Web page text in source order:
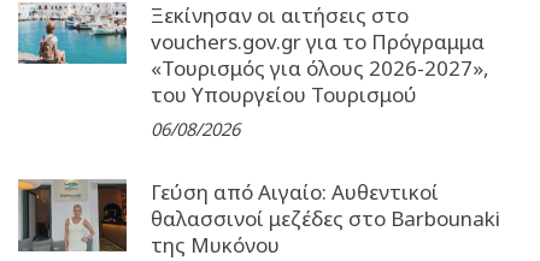
Ξεκίνησαν οι αιτήσεις στο
vouchers.gov.gr για το Πρόγραμμα
«Τουρισμός για όλους 2026-2027»,
του Υπουργείου Τουρισμού
06/08/2026
Γεύση από Αιγαίο: Αυθεντικοί
θαλασσινοί μεζέδες στο Barbounaki
της Μυκόνου